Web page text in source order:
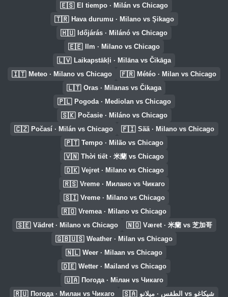
🇪🇸 El tiempo · Milán vs Chicago
🇹🇷 Hava durumu · Milano vs Şikago
🇭🇺 Időjárás · Milánó vs Chicago
🇪🇪 Ilm · Milano vs Chicago
🇱🇻 Laikapstākļi · Milāna vs Čikāga
🇮🇹 Meteo · Milano vs Chicago 🇫🇷 Météo · Milan vs Chicago
🇱🇹 Oras · Milanas vs Čikaga
🇵🇱 Pogoda · Mediolan vs Chicago
🇸🇰 Počasie · Miláno vs Chicago
🇨🇿 Počasí · Milán vs Chicago 🇫🇮 Sää · Milano vs Chicago
🇵🇹 Tempo · Milão vs Chicago
🇻🇳 Thời tiết · 米蘭 vs Chicago
🇩🇰 Vejret · Milano vs Chicago
🇷🇸 Vreme · Милано vs Чикаго
🇸🇮 Vreme · Milano vs Chicago
🇷🇴 Vremea · Milano vs Chicago
🇸🇪 Vädret · Milano vs Chicago 🇳🇴 Været · 米蘭 vs 芝加哥
🇬🇧🇺🇸 Weather · Milan vs Chicago
🇳🇱 Weer · Milaan vs Chicago
🇩🇪 Wetter · Mailand vs Chicago
🇺🇦 Погода · Мілан vs Чикаго
🇷🇺 Погода · Милан vs Чикаго 🇸🇦 الطقس · ميلانو vs شيكاغو